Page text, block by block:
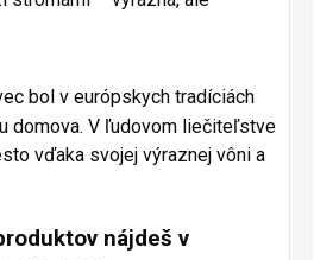
bol v európskych tradíciách
domova. V ľudovom liečiteľstve
vďaka svojej výraznej vôni a
nájdeš v